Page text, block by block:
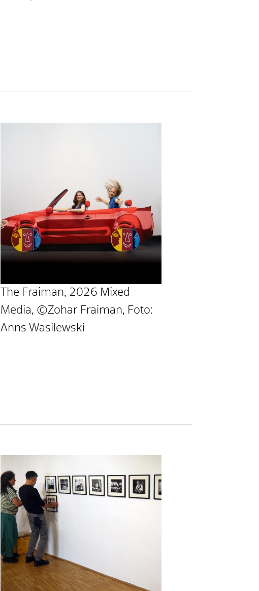
The Fraiman, 2026 Mixed
Media, ©Zohar Fraiman, Foto:
Anns Wasilewski